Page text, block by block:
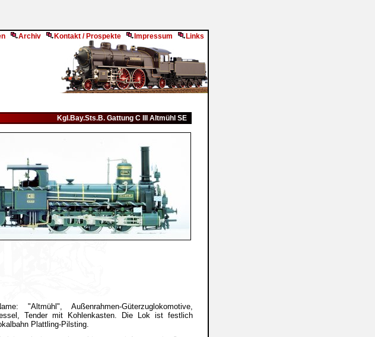
Archiv Kontakt / Prospekte Impressum Links
Kgl.Bay.Sts.B. Gattung C III Altmühl SE
"Altmühl", Außenrahmen-Güterzuglokomotive,
Tender mit Kohlenkasten. Die Lok ist festlich
Plattling-Pilsting.